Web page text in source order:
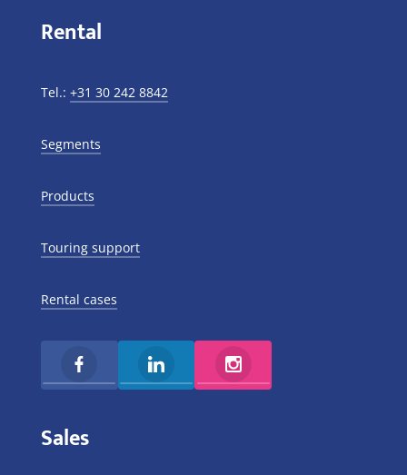
Rental
Tel.: +31 30 242 8842
Segments
Products
Touring support
Rental cases
Sales